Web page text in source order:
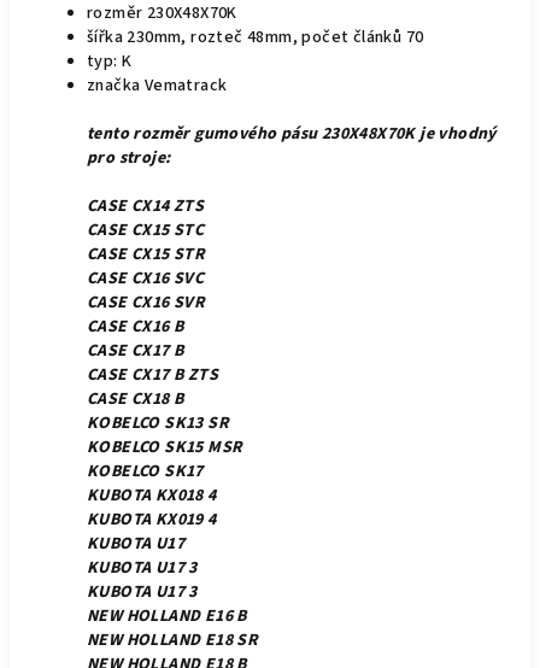
rozměr 230X48X70K
šířka 230mm, rozteč 48mm, počet článků 70
typ: K
značka Vematrack
tento rozměr gumového pásu 230X48X70K je vhodný
pro stroje:
CASE CX14 ZTS
CASE CX15 STC
CASE CX15 STR
CASE CX16 SVC
CASE CX16 SVR
CASE CX16 B
CASE CX17 B
CASE CX17 B ZTS
CASE CX18 B
KOBELCO SK13 SR
KOBELCO SK15 MSR
KOBELCO SK17
KUBOTA KX018 4
KUBOTA KX019 4
KUBOTA U17
KUBOTA U17 3
KUBOTA U17 3
NEW HOLLAND E16 B
NEW HOLLAND E18 SR